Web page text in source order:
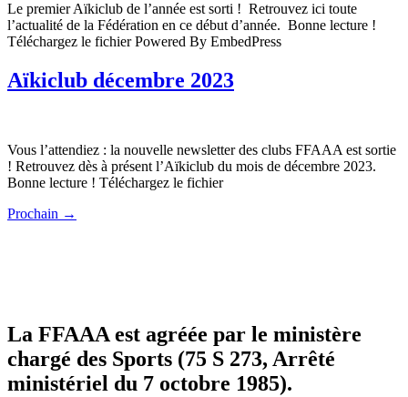
Le premier Aïkiclub de l’année est sorti ! Retrouvez ici toute
l’actualité de la Fédération en ce début d’année. Bonne lecture !
Téléchargez le fichier Powered By EmbedPress
Aïkiclub décembre 2023
Vous l’attendiez : la nouvelle newsletter des clubs FFAAA est sortie
! Retrouvez dès à présent l’Aïkiclub du mois de décembre 2023.
Bonne lecture ! Téléchargez le fichier
Prochain →
La FFAAA est agréée par le ministère
chargé des Sports (75 S 273, Arrêté
ministériel du 7 octobre 1985).